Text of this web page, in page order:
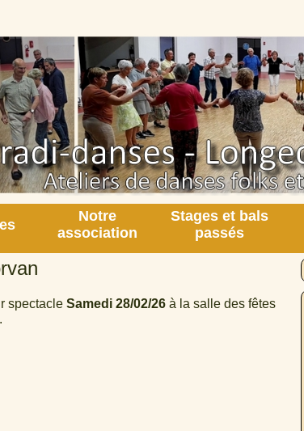
Notre
association
Stages et bals
passés
spectacle Samedi 28/02/26à la salle des fêtes